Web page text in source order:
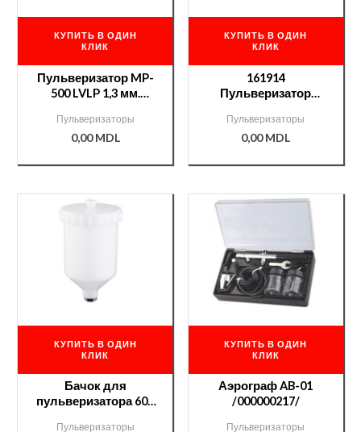
КУПИТЬ В ОДИН
КЛИК
Пульверизатор MP-
500 LVLP 1,3 мм.
Пульверизаторы
0,00MDL
КУПИТЬ В ОДИН
КЛИК
161914
Пульверизатор
Пульверизаторы
0,00MDL
КУПИТЬ В ОДИН
КЛИК
Бачок для
пульверизатора 600
Пульверизаторы
КУПИТЬ В ОДИН
КЛИК
Аэрограф AB-01
/000000217/
Пульверизаторы